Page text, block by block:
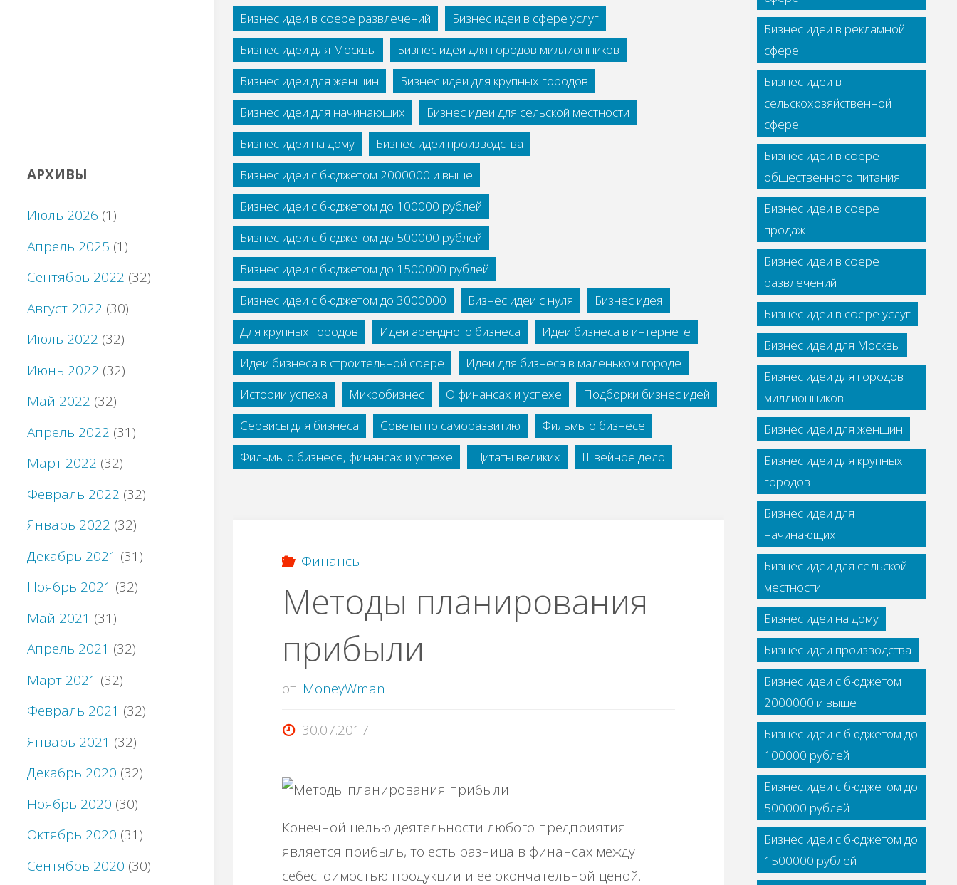
Бизнес идеи в сфере развлечений
Бизнес идеи в сфере услуг
Бизнес идеи для Москвы
Бизнес идеи для городов миллионников
Бизнес идеи для женщин
Бизнес идеи для крупных городов
Бизнес идеи для начинающих
Бизнес идеи для сельской местности
Бизнес идеи на дому
Бизнес идеи производства
Бизнес идеи с бюджетом 2000000 и выше
Бизнес идеи с бюджетом до 100000 рублей
Бизнес идеи с бюджетом до 500000 рублей
Бизнес идеи с бюджетом до 1500000 рублей
Бизнес идеи с бюджетом до 3000000
Бизнес идеи с нуля
Бизнес идея
Для крупных городов
Идеи арендного бизнеса
Идеи бизнеса в интернете
Идеи бизнеса в строительной сфере
Идеи для бизнеса в маленьком городе
Истории успеха
Микробизнес О финансах и успехе
Подборки бизнес идей
Сервисы для бизнеса
Советы по саморазвитию
Фильмы о бизнесе
Фильмы о бизнесе, финансах и успехе
Цитаты великих Швейное дело
Финансы
Методы планирования
прибыли
от MoneyWman
30.07.2017
Конечной целью деятельности любого предприятия
является прибыль, то есть разница в финансах между
себестоимостью продукции и ее окончательной ценой.
АРХИВЫ
Июль 2026 (1)
Апрель 2025 (1)
Сентябрь 2022 (32)
Август 2022 (30)
Июль 2022 (32)
Июнь 2022 (32)
Май 2022 (32)
Апрель 2022 (31)
Март 2022 (32)
Февраль 2022 (32)
Январь 2022 (32)
Декабрь 2021 (31)
Ноябрь 2021 (32)
Май 2021 (31)
Апрель 2021 (32)
Март 2021 (32)
Февраль 2021 (32)
Январь 2021 (32)
Декабрь 2020 (32)
Ноябрь 2020 (30)
Октябрь 2020 (31)
Сентябрь 2020 (30)
Бизнес идеи в рекламной
сфере
Бизнес идеи в
сельскохозяйственной
сфере
Бизнес идеи в сфере
общественного питания
Бизнес идеи в сфере
продаж
Бизнес идеи в сфере
развлечений
Бизнес идеи в сфере услуг
Бизнес идеи для Москвы
Бизнес идеи для городов
миллионников
Бизнес идеи для женщин
Бизнес идеи для крупных
городов
Бизнес идеи для
начинающих
Бизнес идеи для сельской
местности
Бизнес идеи на дому
Бизнес идеи производства
Бизнес идеи с бюджетом
2000000 и выше
Бизнес идеи с бюджетом до
100000 рублей
Бизнес идеи с бюджетом до
500000 рублей
Бизнес идеи с бюджетом до
1500000 рублей